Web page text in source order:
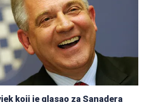
koji je glasao za Sanadera